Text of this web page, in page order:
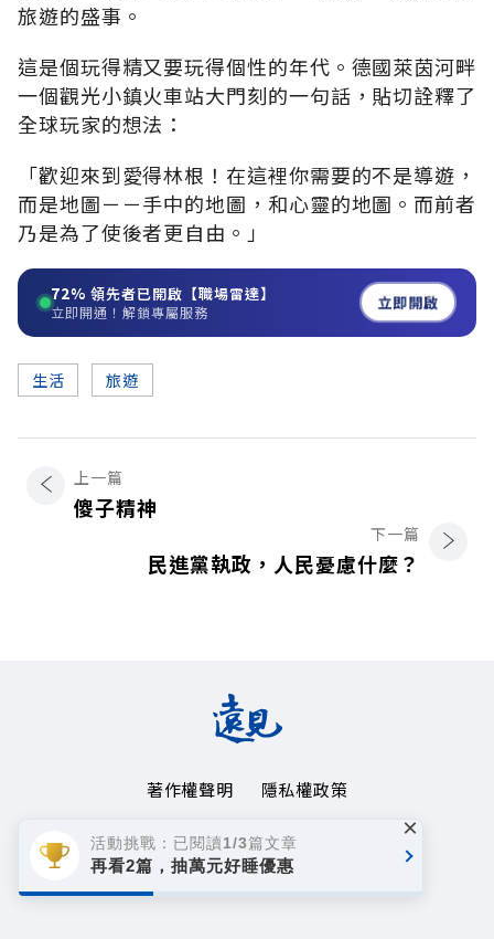
旅遊的盛事。
這是個玩得精又要玩得個性的年代。德國萊茵河畔
一個觀光小鎮火車站大門刻的一句話，貼切詮釋了
全球玩家的想法：
「歡迎來到愛得林根！在這裡你需要的不是導遊，
而是地圖－－手中的地圖，和心靈的地圖。而前者
乃是為了使後者更自由。」
72% 領先者已開啟【職場雷達】
立即開通！解鎖專屬服務 立即開啟
生活 旅遊
上一篇
傻子精神
下一篇
民進黨執政，人民憂慮什麼？
著作權聲明
隱私權政策
Copyright© 1999~2026
遠見天下文化事業群. All rights reserved.
活動挑戰：已閱讀1/3篇文章
再看2篇，抽萬元好睡優惠
×